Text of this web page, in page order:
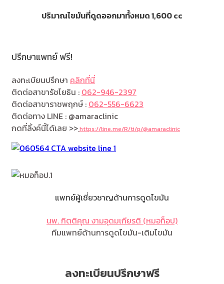
ปริมาณไขมันที่ดูดออกมาทั้งหมด 1,600 cc
ปรึกษาแพทย์ ฟรี!
ลงทะเบียนปรึกษา คลิกที่นี่
ติดต่อสาขารัชโยธิน : 062-946-2397
ติดต่อสาขาราชพฤกษ์ : 062-556-6623
ติดต่อทาง LINE : @amaraclinic
กดที่ลิ้งค์นี้ได้เลย >>https://line.me/R/ti/p/@amaraclinic
แพทย์ผู้เชี่ยวชาญด้านการดูดไขมัน
นพ. กิตติคุณ งามอุดมเกียรติ (หมอท็อป)
ทีมแพทย์ด้านการดูดไขมัน-เติมไขมัน
ลงทะเบียนปรึกษาฟรี